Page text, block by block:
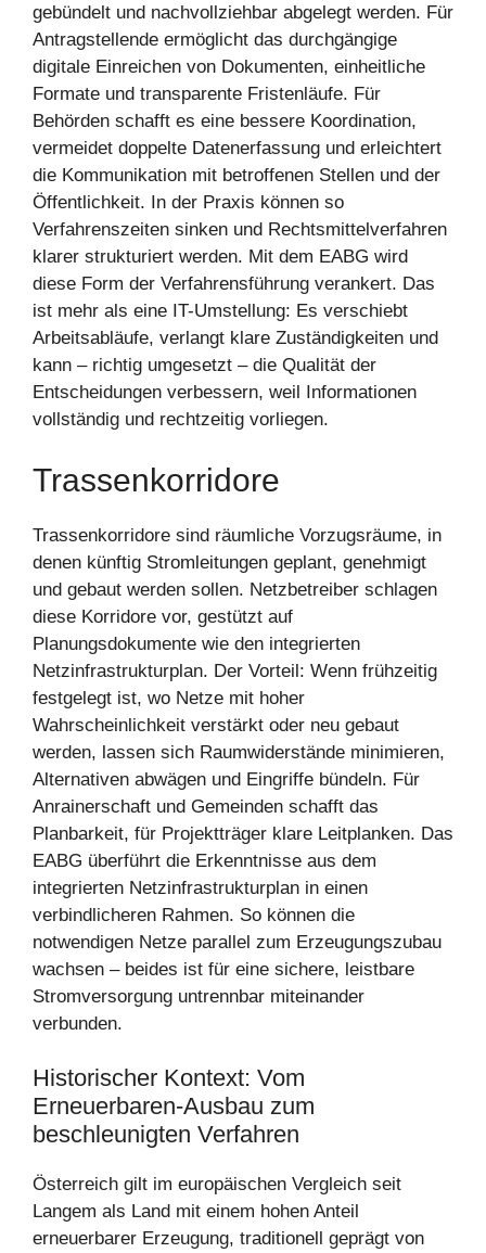
gebündelt und nachvollziehbar abgelegt werden. Für
Antragstellende ermöglicht das durchgängige
digitale Einreichen von Dokumenten, einheitliche
Formate und transparente Fristenläufe. Für
Behörden schafft es eine bessere Koordination,
vermeidet doppelte Datenerfassung und erleichtert
die Kommunikation mit betroffenen Stellen und der
Öffentlichkeit. In der Praxis können so
Verfahrenszeiten sinken und Rechtsmittelverfahren
klarer strukturiert werden. Mit dem EABG wird
diese Form der Verfahrensführung verankert. Das
ist mehr als eine IT-Umstellung: Es verschiebt
Arbeitsabläufe, verlangt klare Zuständigkeiten und
kann – richtig umgesetzt – die Qualität der
Entscheidungen verbessern, weil Informationen
vollständig und rechtzeitig vorliegen.
Trassenkorridore
Trassenkorridore sind räumliche Vorzugsräume, in
denen künftig Stromleitungen geplant, genehmigt
und gebaut werden sollen. Netzbetreiber schlagen
diese Korridore vor, gestützt auf
Planungsdokumente wie den integrierten
Netzinfrastrukturplan. Der Vorteil: Wenn frühzeitig
festgelegt ist, wo Netze mit hoher
Wahrscheinlichkeit verstärkt oder neu gebaut
werden, lassen sich Raumwiderstände minimieren,
Alternativen abwägen und Eingriffe bündeln. Für
Anrainerschaft und Gemeinden schafft das
Planbarkeit, für Projektträger klare Leitplanken. Das
EABG überführt die Erkenntnisse aus dem
integrierten Netzinfrastrukturplan in einen
verbindlicheren Rahmen. So können die
notwendigen Netze parallel zum Erzeugungszubau
wachsen – beides ist für eine sichere, leistbare
Stromversorgung untrennbar miteinander
verbunden.
Historischer Kontext: Vom
Erneuerbaren-Ausbau zum
beschleunigten Verfahren
Österreich gilt im europäischen Vergleich seit
Langem als Land mit einem hohen Anteil
erneuerbarer Erzeugung, traditionell geprägt von